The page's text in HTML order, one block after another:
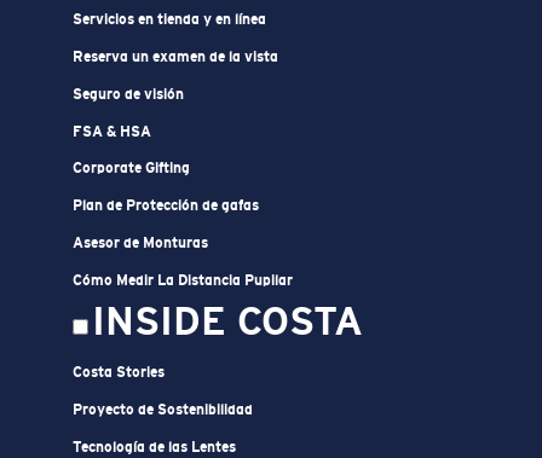
Servicios en tienda y en línea
Reserva un examen de la vista
Seguro de visión
FSA & HSA
Corporate Gifting
Plan de Protección de gafas
Asesor de Monturas
Cómo Medir La Distancia Pupilar
INSIDE COSTA
Costa Stories
Proyecto de Sostenibilidad
Tecnología de las Lentes